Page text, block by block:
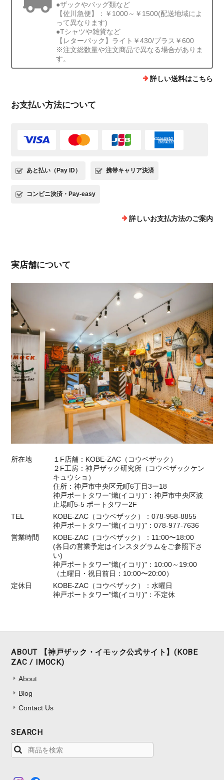
●ザックやバッグ類など
【佐川急便】：￥1000～￥1500(配送地域によ
って異なります)
●Tシャツや雑貨など
【レターパック】ライト￥430/プラス￥600
※注文総数量や注文商品で異なる場合がありま
す。
詳しい送料はこちら
お支払い方法について
あと払い（Pay ID） 携帯キャリア決済
コンビニ決済・Pay-easy
詳しいお支払方法のご案内
実店舗について
所在地
１F店舗：KOBE-ZAC（コウベザック）
２F工房：神戸ザック研究所（コウベザックケン
キュウショ）
住所：神戸市中央区元町6丁目3ー18
神戸ポートタワー"熾(イコリ)"：神戸市中央区波
止場町5-5 ポートタワー2F
TEL
KOBE-ZAC（コウベザック）：078-958-8855
神戸ポートタワー"熾(イコリ)"：078-977-7636
営業時間
KOBE-ZAC（コウベザック）：11:00〜18:00
(各日の営業予定はインスタグラムをご参照下さ
い)
神戸ポートタワー"熾(イコリ)"：10:00～19:00
（土曜日・祝日前日：10:00〜20:00）
定休日
KOBE-ZAC（コウベザック）：水曜日
神戸ポートタワー"熾(イコリ)"：不定休
ABOUT 【神戸ザック・イモック公式サイト】(KOBE
ZAC / IMOCK)
About
Blog
Contact Us
SEARCH